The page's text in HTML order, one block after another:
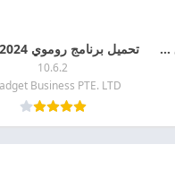
تحميل تطبيق ميركارى للتسوق Mercari APK 2025 اخر اصدار
10.6.2
Business PTE. LTD.